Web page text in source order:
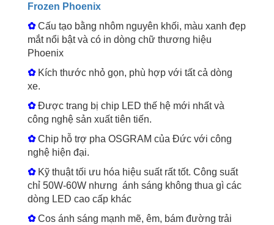
Frozen Phoenix
✿ Cấu tạo bằng nhôm nguyên khối, màu xanh đẹp
mắt nổi bật và có in dòng chữ thương hiệu
Phoenix
✿Kích thước nhỏ gọn, phù hợp với tất cả dòng
xe.
✿Được trang bị chip LED thế hệ mới nhất và
công nghệ sản xuất tiên tiến.
✿Chip hỗ trợ pha OSGRAM của Đức với công
nghệ hiện đại.
✿Kỹ thuật tối ưu hóa hiệu suất rất tốt. Công suất
chỉ 50W-60W nhưng ánh sáng không thua gì các
dòng LED cao cấp khác
✿Cos ánh sáng mạnh mẽ, êm, bám đường trải